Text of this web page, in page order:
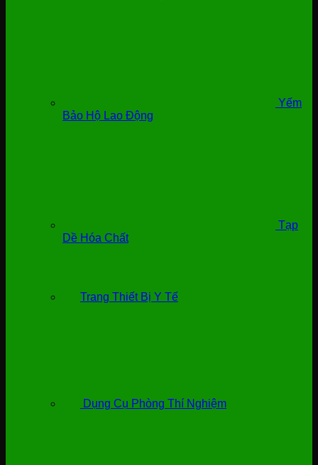
Yếm
Bảo Hộ Lao Động
Tạp
Dề Hóa Chất
Trang Thiết Bị Y Tế
Dụng Cụ Phòng Thí Nghiệm